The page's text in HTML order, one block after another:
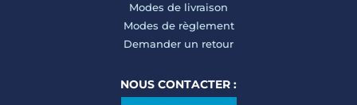
Modes de livraison
Modes de règlement
Demander un retour
NOUS CONTACTER :